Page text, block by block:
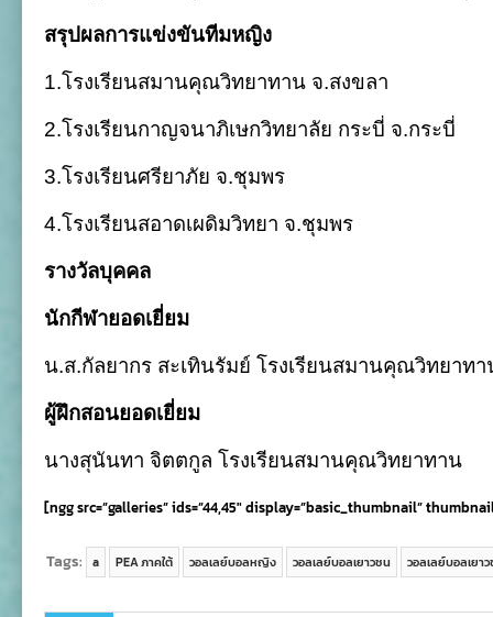
สรุปผลการแข่งขันทีมหญิง
1.โรงเรียนสมานคุณวิทยาทาน จ.สงขลา
2.โรงเรียนกาญจนาภิเษกวิทยาลัย กระบี่ จ.กระบี่
3.โรงเรียนศรียาภัย จ.ชุมพร
4.โรงเรียนสอาดเผดิมวิทยา จ.ชุมพร
รางวัลบุคคล
นักกีฬายอดเยี่ยม
น.ส.กัลยากร สะเทินรัมย์ โรงเรียนสมานคุณวิทยาทา
ผู้ฝึกสอนยอดเยี่ยม
นางสุนันทา จิตตกูล โรงเรียนสมานคุณวิทยาทาน
[ngg src=”galleries” ids=”44,45″ display=”basic_thumbnail”
Tags: a PEA ภาคใต้ วอลเลย์บอลหญิง วอลเลย์บอลเยาวชน วอลเลย์บอลเยา